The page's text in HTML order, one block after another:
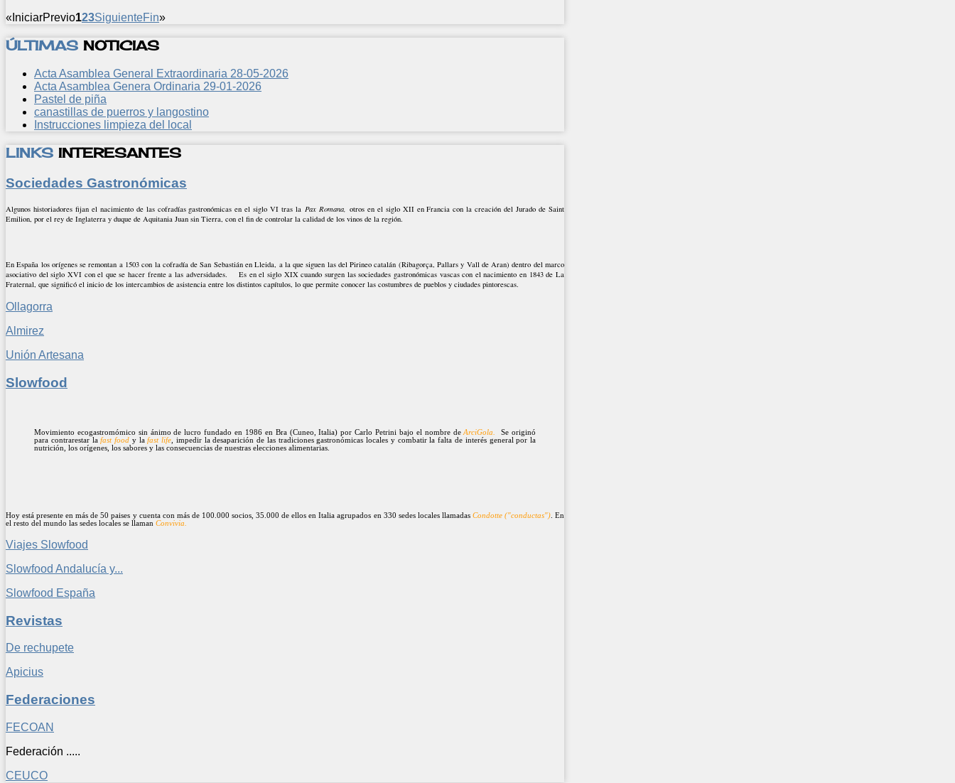
« IniciarPrevio123SiguienteFin»
ÚLTIMAS NOTICIAS
Acta Asamblea General Extraordinaria 28-05-2026
Acta Asamblea Genera Ordinaria 29-01-2026
Pastel de piña
canastillas de puerros y langostino
Instrucciones limpieza del local
LINKS INTERESANTES
Sociedades Gastronómicas
Algunos historiadores fijan el nacimiento de las cofradías gastronómicas en el siglo VI tras la Pax Romana, otros en el siglo XII en Francia con la creación del Jurado de Saint
Emilion, por el rey de Inglaterra y duque de Aquitania Juan sin Tierra, con el fin de controlar la calidad de los vinos de la región.
En España los orígenes se remontan a 1503 con la cofradía de San Sebastián en Lleida, a la que siguen las del Pirineo catalán (Ribagorça, Pallars y Vall de Aran) dentro del marco
asociativo del siglo XVI con el que se hacer frente a las adversidades. Es en el siglo XIX cuando surgen las sociedades gastronómicas vascas con el nacimiento en 1843 de La
Fraternal, que significó el inicio de los intercambios de asistencia entre los distintos capítulos, lo que permite conocer las costumbres de pueblos y ciudades pintorescas.
Ollagorra
Almirez
Unión Artesana
Slowfood
Movimiento ecogastromómico sin ánimo de lucro fundado en 1986 en Bra (Cuneo, Italia) por Carlo Petrini bajo el nombre deArciGola.
Se originó
para contrarestar lafast food y lafast life , impedir la desaparición de las tradiciones gastronómicas locales y combatir la falta de interés general por la
nutrición, los orígenes, los sabores y las consecuencias de nuestras elecciones alimentarias.
Hoy está presente en más de 50 paises y cuenta con más de 100.000 socios, 35.000 de ellos en Italia agrupados en 330 sedes locales llamadas Condotte ("conductas"). En
el resto del mundo las sedes locales se llaman Convivia.
Viajes Slowfood
Slowfood Andalucía y...
Slowfood España
Revistas
De rechupete
Apicius
Federaciones
FECOAN
Federación .....
CEUCO